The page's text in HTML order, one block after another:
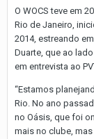
O WOCS teve em
Rio de Janeiro,
2014, estreando
Duarte, que ao
em entrevista ao
“Estamos
Rio. No ano
no Oásis, que foi
mais no clube,